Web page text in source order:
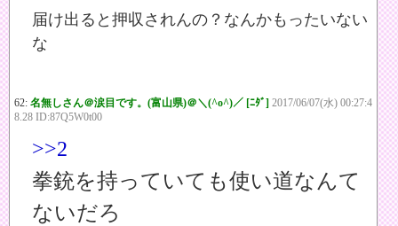
届け出ると押収されんの？なんかもったいない
な
62: 名無しさん＠涙目です。(富山県)＠＼(^o^)／ [ﾆﾀﾞ] 2017/06/07(水) 00:27:4
8.28 ID:87Q5W0t00
>>2
拳銃を持っていても使い道なんて
ないだろ